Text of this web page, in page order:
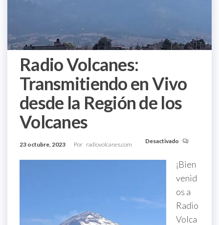
Radio Volcanes:
Transmitiendo en Vivo
desde la Región de los
Volcanes
23 octubre, 2023 Por radiovolcanes.com Desactivado
¡Bien
venid
os a
Radio
Volca